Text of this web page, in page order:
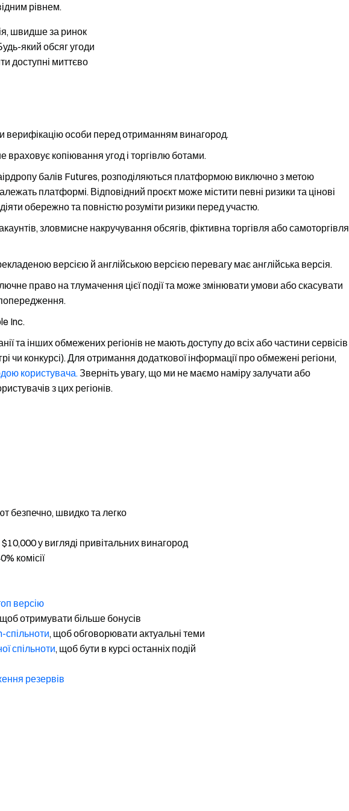
рівнем.
швидше за ринок
який обсяг угоди
доступні миттєво
верифікацію особи перед отриманням винагород.
враховує копіювання угод і торгівлю ботами.
балів Futures, розподіляються платформою виключно з метою
платформі. Відповідний проєкт може містити певні ризики та цінові
обережно та повністю розуміти ризики перед участю.
зловмисне накручування обсягів, фіктивна торгівля або самоторгівля
версією й англійською версією перевагу має англійська версія.
право на тлумачення цієї події та може змінювати умови або скасувати
Inc.
та інших обмежених регіонів не мають доступу до всіх або частини сервісів
чи конкурсі). Для отримання додаткової інформації про обмежені регіони,
користувача.Зверніть увагу, що ми не маємо наміру залучати або
з цих регіонів.
безпечно, швидко та легко
у вигляді привітальних винагород
комісії
версію
отримувати більше бонусів
, щоб обговорювати актуальні теми
спільноти, щоб бути в курсі останніх подій
резервів